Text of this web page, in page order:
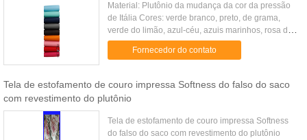
Material: Plutônio da mudança da cor da pressão
de Itália Cores: verde branco, preto, de grama,
verde do limão, azul-céu, azuis marinhos, rosa de
bebê, marrom, rosa quente, vermelho, amarelo e
cor 11 dispon...
Fornecedor do contato
Tela de estofamento de couro impressa Softness do falso do saco
com revestimento do plutônio
Tela de estofamento de couro impressa Softness
do falso do saco com revestimento do plutônio